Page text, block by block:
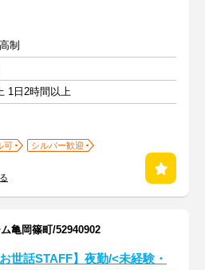
制
1日2時間以上
可
シルバー歓迎
亀岡篠町/52940902
お世話STAFF】夜勤/<未経験・